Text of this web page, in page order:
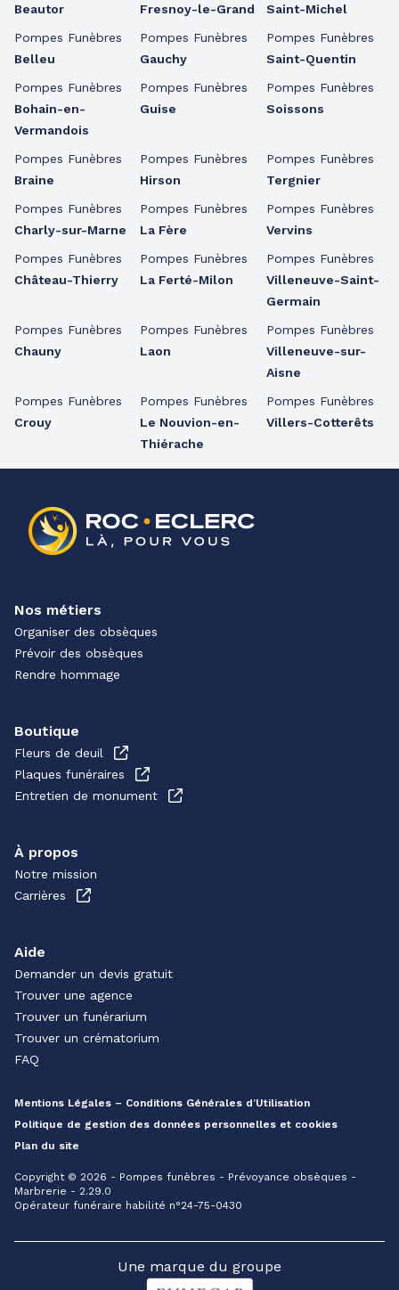
Beautor
Pompes Funèbres
Belleu
Pompes Funèbres
Bohain-en-
Vermandois
Pompes Funèbres
Braine
Pompes Funèbres
Charly-sur-Marne
Pompes Funèbres
Château-Thierry
Pompes Funèbres
Chauny
Pompes Funèbres
Crouy
Fresnoy-le-Grand
Pompes Funèbres
Gauchy
Pompes Funèbres
Guise
Pompes Funèbres
Hirson
Pompes Funèbres
La Fère
Pompes Funèbres
La Ferté-Milon
Pompes Funèbres
Laon
Pompes Funèbres
Le Nouvion-en-
Thiérache
Saint-Michel
Pompes Funèbres
Saint-Quentin
Pompes Funèbres
Soissons
Pompes Funèbres
Tergnier
Pompes Funèbres
Vervins
Pompes Funèbres
Villeneuve-Saint-
Germain
Pompes Funèbres
Villeneuve-sur-
Aisne
Pompes Funèbres
Villers-Cotterêts
Nos métiers
Organiser des obsèques
Prévoir des obsèques
Rendre hommage
Boutique
Fleurs de deuil
Plaques funéraires
Entretien de monument
À propos
Notre mission
Carrières
Aide
Demander un devis gratuit
Trouver une agence
Trouver un funérarium
Trouver un crématorium
FAQ
Mentions Légales – Conditions Générales d’Utilisation
Politique de gestion des données personnelles et cookies
Plan du site
Copyright © 2026 - Pompes funèbres - Prévoyance obsèques -
Marbrerie - 2.29.0
Opérateur funéraire habilité n°24-75-0430
Une marque du groupe